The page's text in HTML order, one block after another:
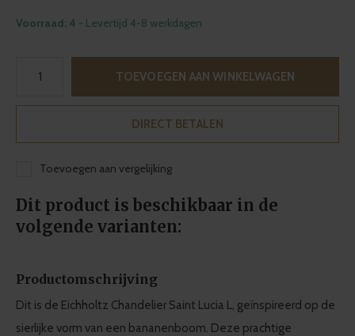
Voorraad: 4 - Levertijd 4-8 werkdagen
TOEVOEGEN AAN WINKELWAGEN
DIRECT BETALEN
Toevoegen aan vergelijking
Dit product is beschikbaar in de
volgende varianten:
Productomschrijving
Dit is de Eichholtz Chandelier Saint Lucia L, geïnspireerd op de
sierlijke vorm van een bananenboom. Deze prachtige